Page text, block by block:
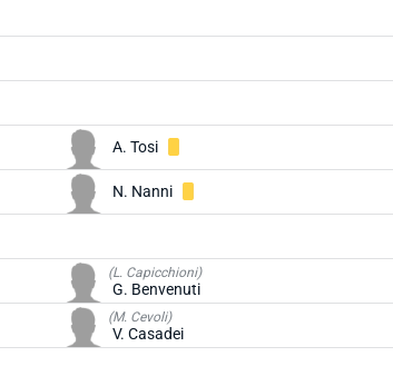
A. Tosi
N. Nanni
(L. Capicchioni)
G. Benvenuti
(M. Cevoli)
V. Casadei